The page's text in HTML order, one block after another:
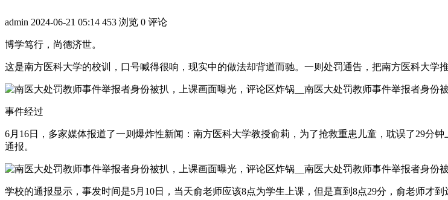
admin 2024-06-21 05:14 453 浏览 0 评论
博学笃行，尚德济世。
这是南方医科大学的校训，口号喊得很响，现实中的做法却背道而驰。一则处罚通告，把南方医科大学
事件经过
6月16日，多家媒体报道了一则爆炸性新闻：南方医科大学教授俞莉，为了抢救重患儿童，耽误了29分
通报。
学校的通报显示，事发时间是5月10日，当天俞老师应该8点为学生上课，但是直到8点29分，俞老师才